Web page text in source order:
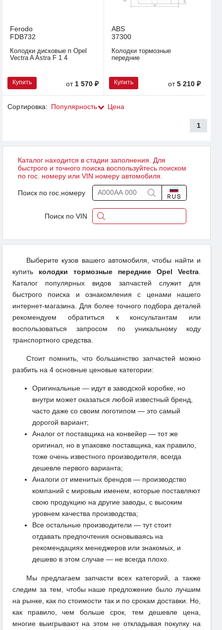
Ferodo
FDB732
Колодки дисковые п Opel
Vectra A Astra F 1 4
Купить от 1 570 ₽
ABS
37300
Колодки тормозные
передние
Купить от5 210 ₽
Сортировка: Популярность Цена
1
Каталог находится в стадии заполнения. Для
быстрого и точного поиска воспользуйтесь поиском
по гос. номеру или VIN номеру автомобиля.
Поиск по гос.номеру
Поиск по VIN
Выберите кузов вашего автомобиля, чтобы найти и
купить колодки тормозные передние Opel Vectra
Каталог популярных видов запчастей служит для
быстрого поиска и ознакомления с ценами нашего
интернет-магазина. Для более точного подбора деталей
рекомендуем обратиться к консультантам или
воспользоваться запросом по уникальному коду
транспортного средства.
Стоит помнить, что большинство запчастей можно
разбить на 4 основные ценовые категории:
Оригинальные — идут в заводской коробке, но
внутри может оказаться любой известный бренд,
часто даже со своим логотипом — это самый
дорогой вариант;
Аналог от поставщика на конвейер — тот же
оригинал, но в упаковке поставщика, как правило,
тоже очень известного производителя, всегда
дешевле первого варианта;
Аналоги от именитых брендов — производство
компаний с мировым именем, которые поставляют
свою продукцию на другие заводы, с высоким
уровнем качества производства;
Все остальные производители — тут стоит
отдавать предпочтения основываясь на
рекомендациях менеджеров или знакомых, и
дешево в этом случае — не всегда плохо.
Мы предлагаем запчасти всех категорий, а также
следим за тем, чтобы наше предложение было лучшим
на рынке, как по стоимости так и по срокам доставки. Но,
как правило, чем больше срок, тем дешевле цена,
многие выигрывают на этом не откладывая покупку на